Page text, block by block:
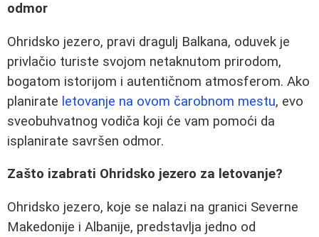
odmor
Ohridsko jezero, pravi dragulj Balkana, oduvek je
privlačio turiste svojom netaknutom prirodom,
bogatom istorijom i autentičnom atmosferom. Ako
planirate letovanje na ovom čarobnom mestu, evo
sveobuhvatnog vodiča koji će vam pomoći da
isplanirate savršen odmor.
Zašto izabrati Ohridsko jezero za letovanje?
Ohridsko jezero, koje se nalazi na granici Severne
Makedonije i Albanije, predstavlja jedno od